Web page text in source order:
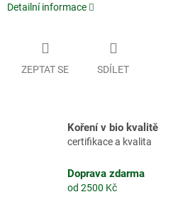
Detailní informace
ZEPTAT SE SDÍLET
Koření v bio kvalitě
certifikace a kvalita
Doprava zdarma
od 2500 Kč